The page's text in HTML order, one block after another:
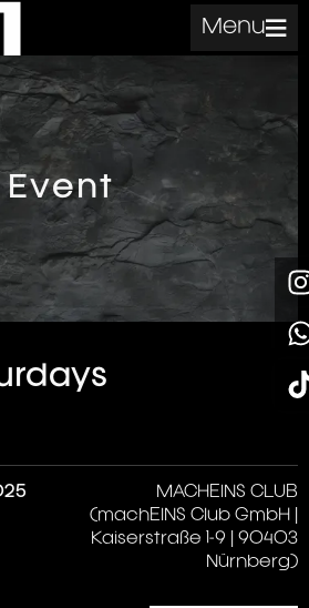
Menu
Event
MACHEINS CLUB
(machEINS Club GmbH |
Kaiserstraße 1-9 | 90403
Nürnberg)